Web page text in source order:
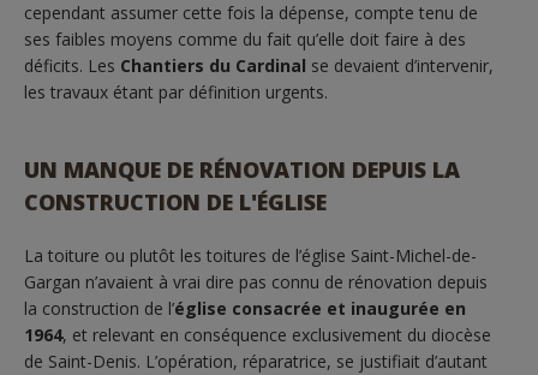
cependant assumer cette fois la dépense, compte tenu de
ses faibles moyens comme du fait qu’elle doit faire à des
déficits. Les Chantiers du Cardinal se devaient d’intervenir,
les travaux étant par définition urgents.
UN MANQUE DE RÉNOVATION DEPUIS LA
CONSTRUCTION DE L'ÉGLISE
La toiture ou plutôt les toitures de l’église Saint-Michel-de-
Gargan n’avaient à vrai dire pas connu de rénovation depuis
la construction de l’église consacrée et inaugurée en
1964, et relevant en conséquence exclusivement du diocèse
de Saint-Denis. L’opération, réparatrice, se justifiait d’autant